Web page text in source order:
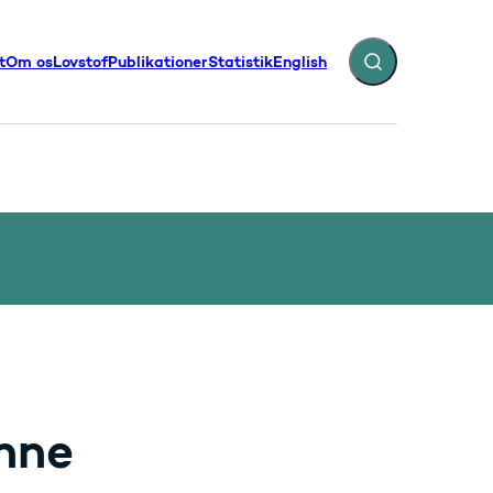
Om osLovstofPublikationerStatistikEnglish Fold søgefelt ud
- Flere links